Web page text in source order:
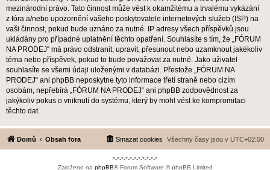
mezinárodní právo. Tato činnost může vést k okamžitému a trvalému vykázání
z fóra a/nebo upozornění vašeho poskytovatele internetových služeb (ISP) na
vaši činnost, pokud bude uznáno za nutné. IP adresy všech příspěvků jsou
ukládány pro případné uplatnění těchto opatření. Souhlasíte s tím, že „FÓRUM
NA PRODEJ“ má právo odstranit, upravit, přesunout nebo uzamknout jakékoliv
téma nebo příspěvek, pokud to bude považovat za nutné. Jako uživatel
souhlasíte se všemi údaji uloženými v databázi. Přestože „FÓRUM NA
PRODEJ“ ani phpBB neposkytne tyto informace třetí straně nebo cizím
osobám, nepřebírá „FÓRUM NA PRODEJ“ ani phpBB zodpovědnost za
jakýkoliv pokus o vniknutí do systému, který by mohl vést ke kompromitaci
těchto dat.
Domů Obsah fora Všechny časy jsou v UTC+02:00
Smazat cookies
*-*-*-*-*-*-*-*-*-*-*
Založeno na phpBB® Forum Software © phpBB Limited